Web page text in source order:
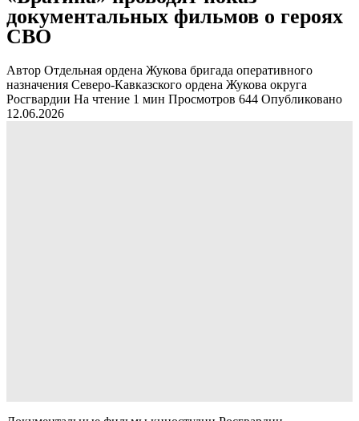
документальных фильмов о героях
СВО
Автор Отдельная ордена Жукова бригада оперативного
назначения Северо-Кавказского ордена Жукова округа
Росгвардии На чтение 1 мин Просмотров 644 Опубликовано
12.06.2026